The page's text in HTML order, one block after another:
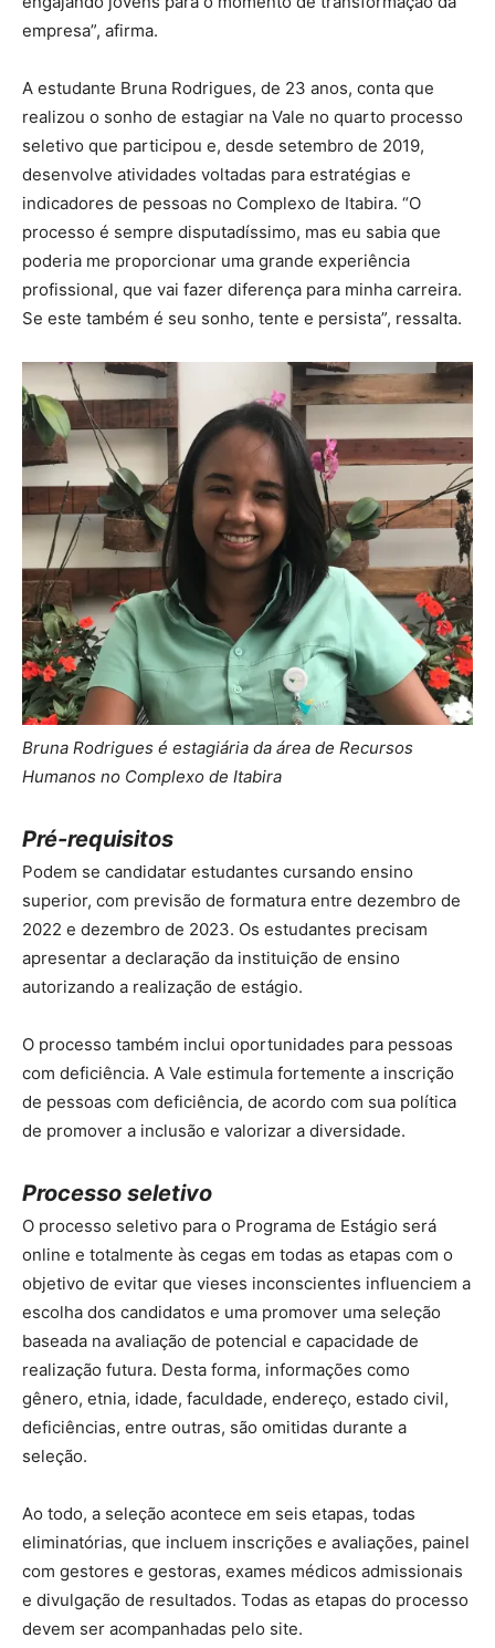
empresa”, afirma.
A estudante Bruna Rodrigues, de 23 anos, conta que
realizou o sonho de estagiar na Vale no quarto processo
seletivo que participou e, desde setembro de 2019,
desenvolve atividades voltadas para estratégias e
indicadores de pessoas no Complexo de Itabira. “O
processo é sempre disputadíssimo, mas eu sabia que
poderia me proporcionar uma grande experiência
profissional, que vai fazer diferença para minha carreira.
Se este também é seu sonho, tente e persista”, ressalta.
Bruna Rodrigues é estagiária da área de Recursos
Humanos no Complexo de Itabira
Pré-requisitos
Podem se candidatar estudantes cursando ensino
superior, com previsão de formatura entre dezembro de
2022 e dezembro de 2023. Os estudantes precisam
apresentar a declaração da instituição de ensino
autorizando a realização de estágio.
O processo também inclui oportunidades para pessoas
com deficiência. A Vale estimula fortemente a inscrição
de pessoas com deficiência, de acordo com sua política
de promover a inclusão e valorizar a diversidade.
Processo seletivo
O processo seletivo para o Programa de Estágio será
online e totalmente às cegas em todas as etapas com o
objetivo de evitar que vieses inconscientes influenciem a
escolha dos candidatos e uma promover uma seleção
baseada na avaliação de potencial e capacidade de
realização futura. Desta forma, informações como
gênero, etnia, idade, faculdade, endereço, estado civil,
deficiências, entre outras, são omitidas durante a
seleção.
Ao todo, a seleção acontece em seis etapas, todas
eliminatórias, que incluem inscrições e avaliações, painel
com gestores e gestoras, exames médicos admissionais
e divulgação de resultados. Todas as etapas do processo
devem ser acompanhadas pelo site.